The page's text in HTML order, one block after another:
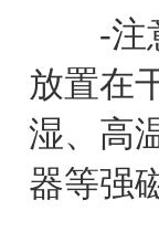
-注意
放置在
湿、高
器等强